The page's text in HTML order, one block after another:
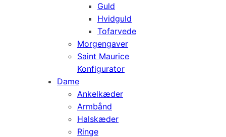
Guld
Hvidguld
Tofarvede
Morgengaver
Saint Maurice
Konfigurator
Dame
Ankelkæder
Armbånd
Halskæder
Ringe